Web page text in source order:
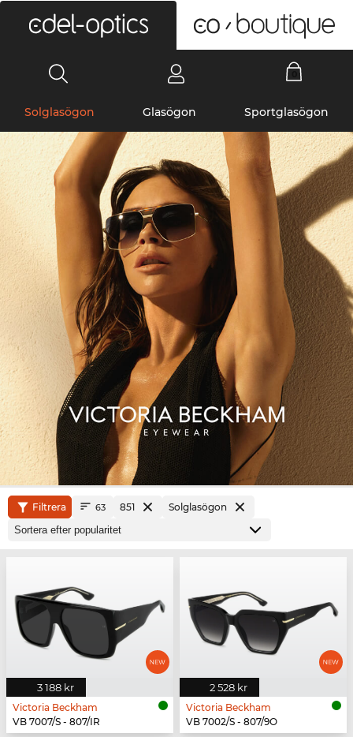
Solglasögon Glasögon Sportglasögon
Filtrera 63 851 Solglasögon
3 188 kr
Victoria Beckham
VB 7007/S - 807/IR
2 528 kr
Victoria Beckham
VB 7002/S - 807/9O